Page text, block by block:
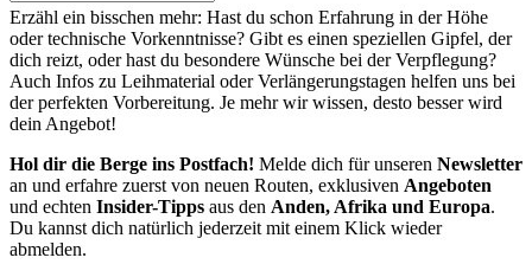
Erzähl ein bisschen mehr: Hast du schon Erfahrung in der Höhe
oder technische Vorkenntnisse? Gibt es einen speziellen Gipfel, der
dich reizt, oder hast du besondere Wünsche bei der Verpflegung?
Auch Infos zu Leihmaterial oder Verlängerungstagen helfen uns bei
der perfekten Vorbereitung. Je mehr wir wissen, desto besser wird
dein Angebot!
Hol dir die Berge ins Postfach! Melde dich für unseren Newsletter
an und erfahre zuerst von neuen Routen, exklusiven Angeboten
und echten Insider-Tipps aus den Anden, Afrika und Europa.
Du kannst dich natürlich jederzeit mit einem Klick wieder
abmelden.